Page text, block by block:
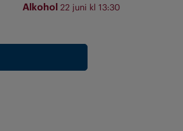
Alkohol 22 juni kl 13:30